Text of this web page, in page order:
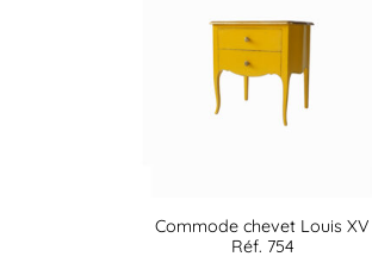
Commode chevet Louis XV
Réf. 754